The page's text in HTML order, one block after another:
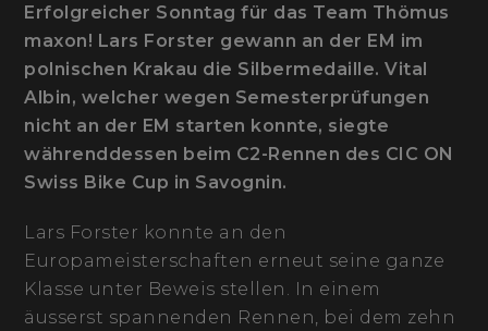
Erfolgreicher Sonntag für das Team Thömus
maxon! Lars Forster gewann an der EM im
polnischen Krakau die Silbermedaille. Vital
Albin, welcher wegen Semesterprüfungen
nicht an der EM starten konnte, siegte
währenddessen beim C2-Rennen des CIC ON
Swiss Bike Cup in Savognin.
Lars Forster konnte an den
Europameisterschaften erneut seine ganze
Klasse unter Beweis stellen. In einem
äusserst spannenden Rennen, bei dem zehn